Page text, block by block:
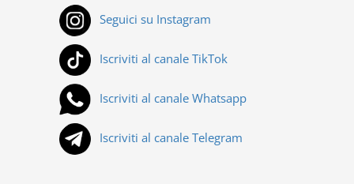
Seguici su Instagram
Iscriviti al canale TikTok
Iscriviti al canale Whatsapp
Iscriviti al canale Telegram